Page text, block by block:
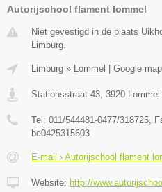
Autorijschool flament lommel
Niet gevestigd in de plaats
Limburg.
Limburg » Lommel Google
Stationsstraat 43, 3920 Lommel
Tel: 011/544481-0477/318725,
be0425315603
E-mail › Autorijschool flament
Website: http://